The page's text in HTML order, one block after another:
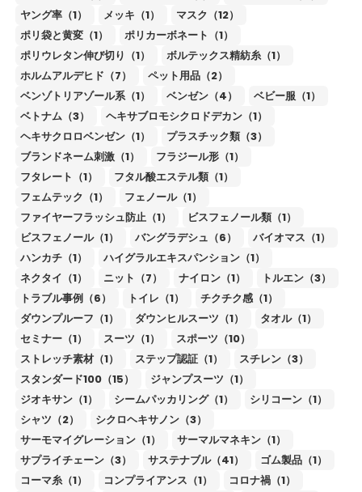
ヤング率（1）
メッキ（1）
マスク（12）
ポリ袋と黄変（1）
ポリカーボネート（1）
ポリウレタン伸び切り（1）
ボルテックス精紡糸（1）
ホルムアルデヒド（7）
ペット用品（2）
ベンゾトリアゾール系（1）
ベンゼン（4）
ベビー服（1）
ベトナム（3）
ヘキサブロモシクロドデカン（1）
ヘキサクロロベンゼン（1）
プラスチック類（3）
ブランドネーム刺激（1）
フラジール形（1）
フタレート（1）
フタル酸エステル類（1）
フェムテック（1）
フェノール（1）
ファイヤーフラッシュ防止（1）
ビスフェノール類（1）
ビスフェノール（1）
バングラデシュ（6）
バイオマス（1）
ハンカチ（1）
ハイグラルエキスパンション（1）
ネクタイ（1）
ニット（7） ナイロン（1）
トルエン（3）
トラブル事例（6）
トイレ（1）
チクチク感（1）
ダウンプルーフ（1）
ダウンヒルスーツ（1）
タオル（1）
セミナー（1）
スーツ（1）
スポーツ（10）
ストレッチ素材（1）
ステップ認証（1）
スチレン（3）
スタンダード100（15）
ジャンプスーツ（1）
ジオキサン（1）
シームパッカリング（1）
シリコーン（1）
シャツ（2）
シクロヘキサノン（3）
サーモマイグレーション（1）
サーマルマネキン（1）
サプライチェーン（3）
サステナブル（41）
ゴム製品（1）
コーマ糸（1）
コンプライアンス（1）
コロナ禍（1）